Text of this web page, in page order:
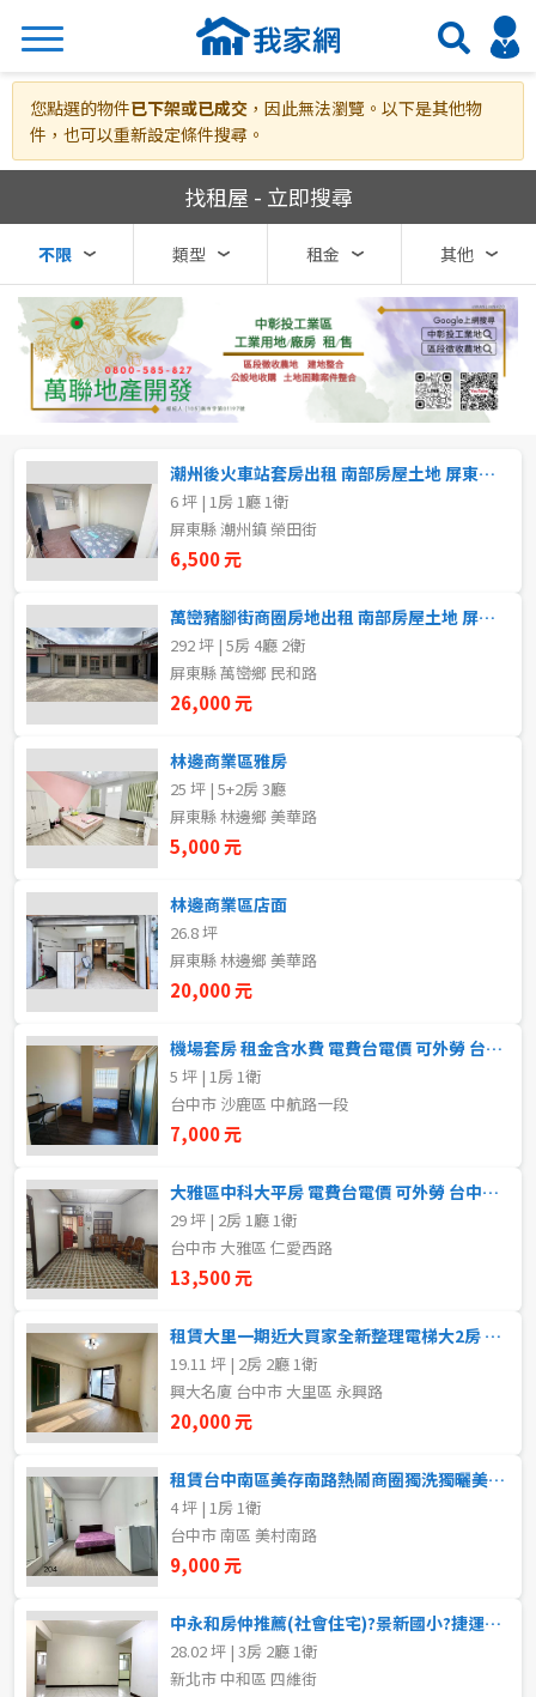
搜尋
縣市
不限
基隆市
新北市
宜蘭縣
桃園市
新竹縣
苗栗縣
彰化縣
南投縣
雲林縣
嘉義市
嘉義縣
台南市
高雄市
屏東縣
台東縣
花蓮縣
金門連江
區域
不限
類型(可複選)
不拘 整層住家
其他住宅
辦公 住辦 廠房
坪數
不拘
20~30 坪
40~50 坪
60~70 坪 70~80 坪
80坪以上
~ 坪
樓層
不拘
1樓
3樓
5~10樓
您點選的物件已下架或已成交 ，因此無法瀏覽。以下是其他物
件，也可以重新設定條件搜尋。
我家網房屋租賃
找租屋 - 立即搜尋
不限 類型 租金 其他
潮州後火車站套房出租 南部房屋土地 屏東房仲
6 坪 | 1房 1廳 1衛
屏東縣 潮州鎮 榮田街
6,500 元
萬巒豬腳街商圈房地出租 南部房屋土地 屏東房仲
292 坪 | 5房 4廳 2衛
屏東縣 萬巒鄉 民和路
26,000 元
林邊商業區雅房
25 坪 | 5+2房 3廳
屏東縣 林邊鄉 美華路
5,000 元
林邊商業區店面
26.8 坪
屏東縣 林邊鄉 美華路
20,000 元
機場套房 租金含水費 電費台電價 可外勞 台中土地王 莊遠
5 坪 | 1房 1衛
台中市 沙鹿區 中航路一段
7,000 元
大雅區中科大平房 電費台電價 可外勞 台中土地王 莊遠
29 坪 | 2房 1廳 1衛
台中市 大雅區 仁愛西路
13,500 元
租賃大里一期近大買家全新整理電梯大2房 大里南區房地
19.11 坪 | 2房 2廳 1衛
興大名廈 台中市 大里區 永興路
20,000 元
租賃台中南區美存南路熱鬧商圈獨洗獨曬美套房 大里南區房地
4 坪 | 1房 1衛
台中市 南區 美村南路
9,000 元
中永和房仲推薦(社會住宅)?景新國小?捷運南勢角站?免服務費可
28.02 坪 | 3房 2廳 1衛
新北市 中和區 四維街